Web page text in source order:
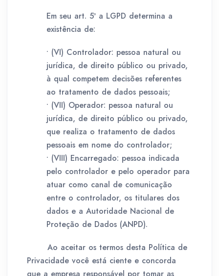
Em seu art. 5º a LGPD determina a
existência de:
• (VI) Controlador: pessoa natural ou
jurídica, de direito público ou privado,
à qual competem decisões referentes
ao tratamento de dados pessoais;
• (VII) Operador: pessoa natural ou
jurídica, de direito público ou privado,
que realiza o tratamento de dados
pessoais em nome do controlador;
• (VIII) Encarregado: pessoa indicada
pelo controlador e pelo operador para
atuar como canal de comunicação
entre o controlador, os titulares dos
dados e a Autoridade Nacional de
Proteção de Dados (ANPD).
Ao aceitar os termos desta Política de
Privacidade você está ciente e concorda